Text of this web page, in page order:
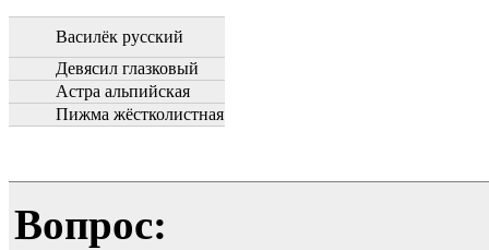
Василёк русский
Девясил глазковый
Астра альпийская
Пижма жёстколистная
Вопрос: